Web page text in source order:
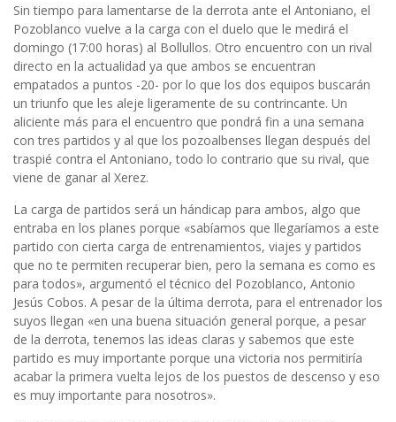
Sin tiempo para lamentarse de la derrota ante el Antoniano, el
Pozoblanco vuelve a la carga con el duelo que le medirá el
domingo (17:00 horas) al Bollullos. Otro encuentro con un rival
directo en la actualidad ya que ambos se encuentran
empatados a puntos -20- por lo que los dos equipos buscarán
un triunfo que les aleje ligeramente de su contrincante. Un
aliciente más para el encuentro que pondrá fin a una semana
con tres partidos y al que los pozoalbenses llegan después del
traspié contra el Antoniano, todo lo contrario que su rival, que
viene de ganar al Xerez.
La carga de partidos será un hándicap para ambos, algo que
entraba en los planes porque «sabíamos que llegaríamos a este
partido con cierta carga de entrenamientos, viajes y partidos
que no te permiten recuperar bien, pero la semana es como es
para todos», argumentó el técnico del Pozoblanco, Antonio
Jesús Cobos. A pesar de la última derrota, para el entrenador los
suyos llegan «en una buena situación general porque, a pesar
de la derrota, tenemos las ideas claras y sabemos que este
partido es muy importante porque una victoria nos permitiría
acabar la primera vuelta lejos de los puestos de descenso y eso
es muy importante para nosotros».